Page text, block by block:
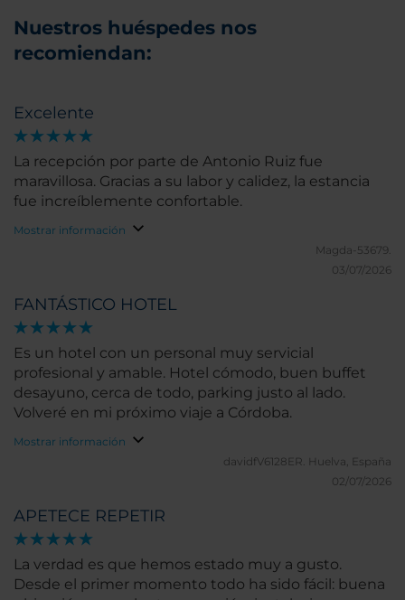
Nuestros huéspedes nos
recomiendan:
Excelente
La recepción por parte de Antonio Ruiz fue
maravillosa. Gracias a su labor y calidez, la estancia
fue increíblemente confortable.
Mostrar información
Magda-53679.
03/07/2026
FANTÁSTICO HOTEL
Es un hotel con un personal muy servicial
profesional y amable. Hotel cómodo, buen buffet
desayuno, cerca de todo, parking justo al lado.
Volveré en mi próximo viaje a Córdoba.
Mostrar información
davidfV6128ER. Huelva, España
02/07/2026
APETECE REPETIR
La verdad es que hemos estado muy a gusto.
Desde el primer momento todo ha sido fácil: buena